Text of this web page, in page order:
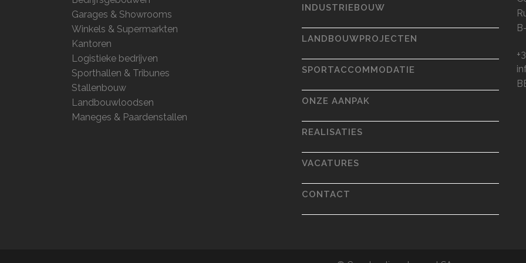
Garages & Showrooms
Winkels & Supermarkten
Kantoren
Logistieke bedrijven
Sporthallen & Tribunes
Stallenbouw
Landbouwloodsen
Maneges & Paardenstallen
INDUSTRIEBOUW
LANDBOUWPROJECTEN
SPORTACCOMMODATIE
ONZE AANPAK
REALISATIES
VACATURES
CONTACT